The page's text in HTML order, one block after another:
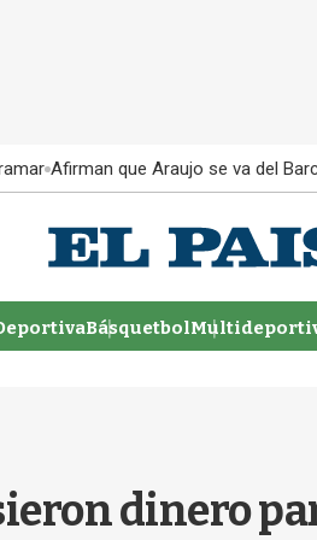
Afirman que Araujo se va del
Básquetbol
dinero